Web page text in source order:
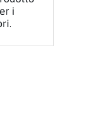
i